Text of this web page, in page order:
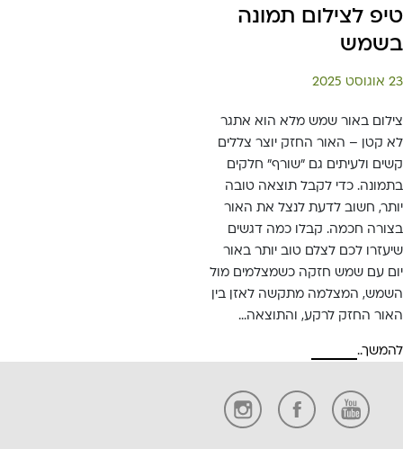
טיפ לצילום תמונה
בשמש
23 אוגוסט 2025
צילום באור שמש מלא הוא אתגר
לא קטן – האור החזק יוצר צללים
קשים ולעיתים גם "שורף" חלקים
בתמונה. כדי לקבל תוצאה טובה
יותר, חשוב לדעת לנצל את האור
בצורה חכמה. קבלו כמה דגשים
שיעזרו לכם לצלם טוב יותר באור
יום עם שמש חזקה כשמצלמים מול
השמש, המצלמה מתקשה לאזן בין
האור החזק לרקע, והתוצאה…
להמשך..